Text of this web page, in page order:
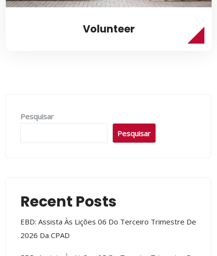
Volunteer
Pesquisar
Pesquisar
Recent Posts
EBD: Assista Às Lições 06 Do Terceiro Trimestre De
2026 Da CPAD